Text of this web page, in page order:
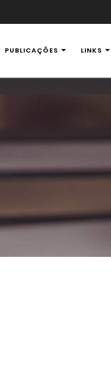
PUBLICAÇÕES LINKS